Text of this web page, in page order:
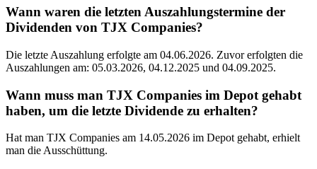
Wann waren die letzten Auszahlungstermine der
Dividenden von TJX Companies?
Die letzte Auszahlung erfolgte am 04.06.2026. Zuvor erfolgten die
Auszahlungen am: 05.03.2026, 04.12.2025 und 04.09.2025.
Wann muss man TJX Companies im Depot gehabt
haben, um die letzte Dividende zu erhalten?
Hat man TJX Companies am 14.05.2026 im Depot gehabt, erhielt
man die Ausschüttung.